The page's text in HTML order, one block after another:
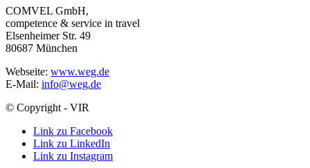
COMVEL GmbH,
competence & service in travel
Elsenheimer Str. 49
80687 München
Webseite: www.weg.de
E-Mail: info@weg.de
© Copyright - VIR
Link zu Facebook
Link zu LinkedIn
Link zu Instagram